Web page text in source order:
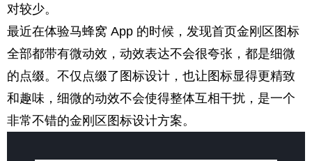
对较少。
最近在体验马蜂窝 App 的时候，发现首页金刚区图标
全部都带有微动效，动效表达不会很夸张，都是细微
的点缀。不仅点缀了图标设计，也让图标显得更精致
和趣味，细微的动效不会使得整体互相干扰，是一个
非常不错的金刚区图标设计方案。